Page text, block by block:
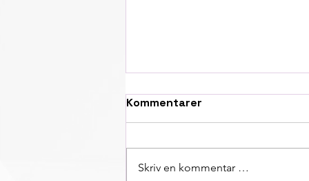
Kommentarer
Skriv en kommentar …